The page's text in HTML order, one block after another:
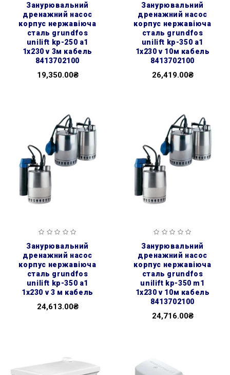
занурювальний
дренажний насос
корпус нержавіюча
сталь grundfos
unilift kp-250 a1
1x230 v 3м кабель
8413702100
19,350.00₴
занурювальний
дренажний насос
корпус нержавіюча
сталь grundfos
unilift kp-350 a1
1x230 v 10м кабель
8413702100
26,419.00₴
занурювальний
дренажний насос
корпус нержавіюча
сталь grundfos
unilift kp-350 a1
1x230 v 3 м кабель
24,613.00₴
занурювальний
дренажний насос
корпус нержавіюча
сталь grundfos
unilift kp-350 m1
1x230 v 10м кабель
8413702100
24,716.00₴